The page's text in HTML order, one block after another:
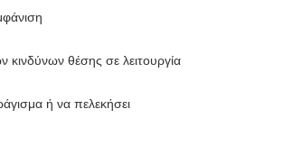
κινδύνων θέσης σε λειτουργία
ή να πελεκήσει